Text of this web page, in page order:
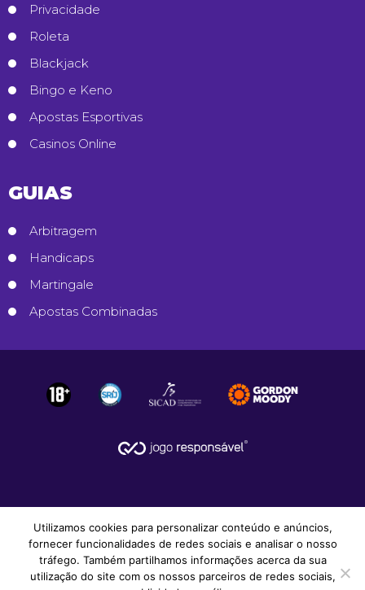
Privacidade
Roleta
Blackjack
Bingo e Keno
Apostas Esportivas
Casinos Online
GUIAS
Arbitragem
Handicaps
Martingale
Apostas Combinadas
© 2008-2026Apostas Desportivas.
Utilizamos cookies para personalizar conteúdo e anúncios,
fornecer funcionalidades de redes sociais e analisar o nosso
tráfego. Também partilhamos informações acerca da sua
utilização do site com os nossos parceiros de redes sociais,